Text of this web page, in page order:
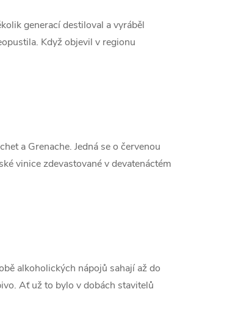
generací destiloval a vyráběl
Když objevil v regionu
a Grenache. Jedná se o červenou
vinice zdevastované v devatenáctém
alkoholických nápojů sahají až do
Ať už to bylo v dobách stavitelů